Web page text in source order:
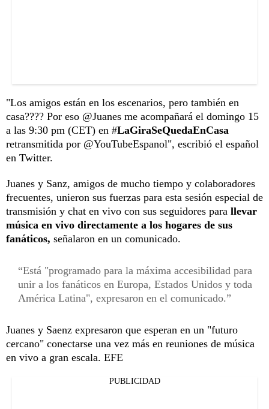
"Los amigos están en los escenarios, pero también en
casa???? Por eso @Juanes me acompañará el domingo 15
a las 9:30 pm (CET) en #LaGiraSeQuedaEnCasa
retransmitida por @YouTubeEspanol", escribió el español
en Twitter.
Juanes y Sanz, amigos de mucho tiempo y colaboradores
frecuentes, unieron sus fuerzas para esta sesión especial de
transmisión y chat en vivo con sus seguidores para llevar
música en vivo directamente a los hogares de sus
fanáticos, señalaron en un comunicado.
Está "programado para la máxima accesibilidad para
unir a los fanáticos en Europa, Estados Unidos y toda
América Latina", expresaron en el comunicado.
Juanes y Saenz expresaron que esperan en un "futuro
cercano" conectarse una vez más en reuniones de música
en vivo a gran escala. EFE
PUBLICIDAD